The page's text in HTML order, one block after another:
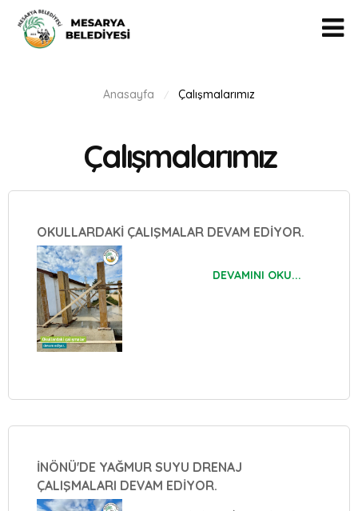
Anasayfa / Çalışmalarımız
Çalışmalarımız
OKULLARDAKİ ÇALIŞMALAR DEVAM EDİYOR.
DEVAMINI OKU...
İNÖNÜ'DE YAĞMUR SUYU DRENAJ
ÇALIŞMALARI DEVAM EDİYOR.